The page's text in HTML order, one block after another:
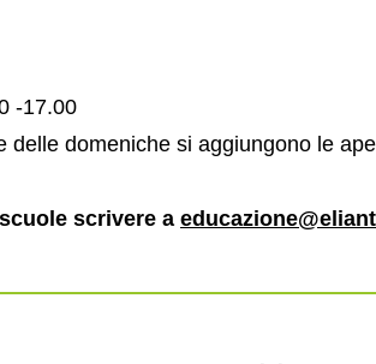
-17.00
delle domeniche si aggiungono le
scrivere a